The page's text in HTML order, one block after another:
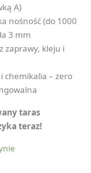
A)
nośność (do 1000
3 mm
zaprawy, kleju i
chemikalia – zero
taras
teraz!